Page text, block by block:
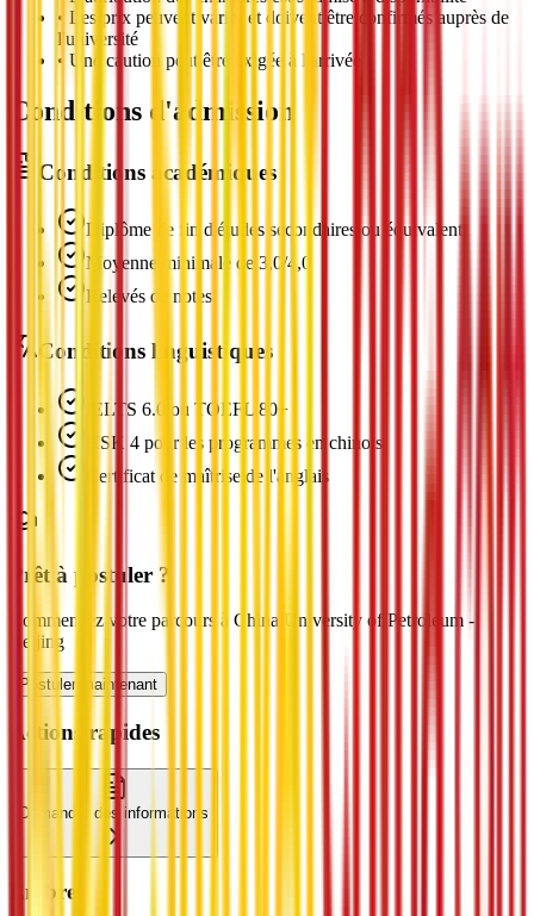
• Les prix peuvent varier et doivent être confirmés auprès de
l'université
• Une caution peut être exigée à l'arrivée
Conditions d'admission
Conditions académiques
Diplôme de fin d'études secondaires ou équivalent
Moyenne minimale de 3,0/4,0
Relevés de notes
Conditions linguistiques
IELTS 6.0 ou TOEFL 80+
HSK 4 pour les programmes en chinois
Certificat de maîtrise de l'anglais
Prêt à postuler ?
Commencez votre parcours à China University of Petroleum -
Beijing
Postuler maintenant
Actions rapides
Demander des informations
En bref